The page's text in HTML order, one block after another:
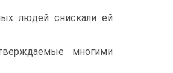
людей снискали ей
многими